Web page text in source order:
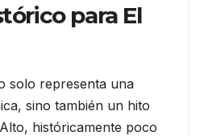
para El
solo representa una
sino también un hito
históricamente poco